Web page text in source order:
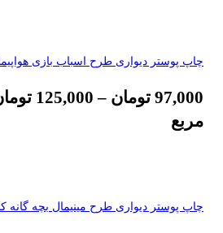
چاپ پوستر دیواری طرح اسباب بازی هواپیما کد
97,000 تومان –
125,000
مربع
چاپ پوستر دیواری طرح مینیمال بچه گانه کد